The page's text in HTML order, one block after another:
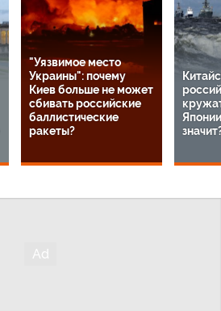
"Уязвимое место
Украины": почему
Киев больше не может
сбивать российские
баллистические
ракеты?